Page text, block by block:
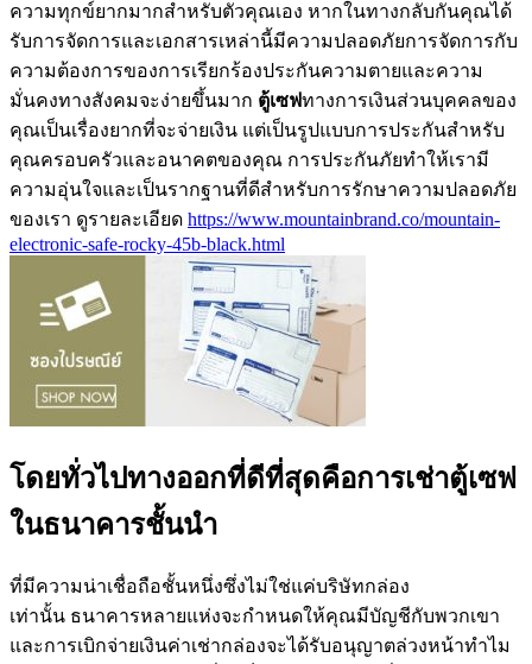
ความทุกข์ยากมากสำหรับตัวคุณเอง หากในทางกลับกันคุณได้
รับการจัดการและเอกสารเหล่านี้มีความปลอดภัยการจัดการกับ
ความต้องการของการเรียกร้องประกันความตายและความ
มั่นคงทางสังคมจะง่ายขึ้นมาก ตู้เซฟทางการเงินส่วนบุคคลของ
คุณเป็นเรื่องยากที่จะจ่ายเงิน แต่เป็นรูปแบบการประกันสำหรับ
คุณครอบครัวและอนาคตของคุณ การประกันภัยทำให้เรามี
ความอุ่นใจและเป็นรากฐานที่ดีสำหรับการรักษาความปลอดภัย
ของเรา ดูรายละเอียด https://www.mountainbrand.co/mountain-
electronic-safe-rocky-45b-black.html
โดยทั่วไปทางออกที่ดีที่สุดคือการเช่าตู้เซฟ
ในธนาคารชั้นนำ
ที่มีความน่าเชื่อถือชั้นหนึ่งซึ่งไม่ใช่แค่บริษัทกล่อง
เท่านั้น ธนาคารหลายแห่งจะกำหนดให้คุณมีบัญชีกับพวกเขา
และการเบิกจ่ายเงินค่าเช่ากล่องจะได้รับอนุญาตล่วงหน้าทำไม